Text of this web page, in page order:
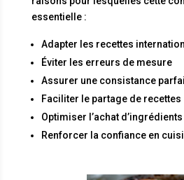
essentielle :
Adapter les recettes
Éviter les erreurs de mesure
Assurer une consistance
Faciliter le partage de recettes
Optimiser l’achat d’ingrédients
Renforcer la confiance en